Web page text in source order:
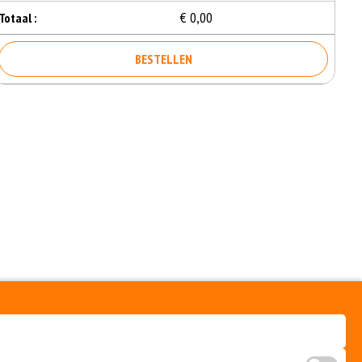
Totaal : € 0,00
BESTELLEN